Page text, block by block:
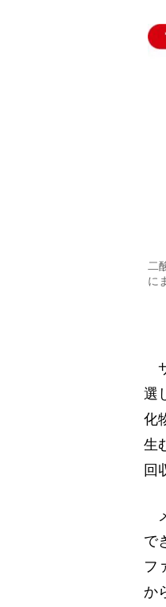
二
に
選
化
生
回
で
フ
か